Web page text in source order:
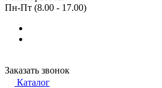
Пн-Пт (8.00 - 17.00)
Заказать звонок
Каталог